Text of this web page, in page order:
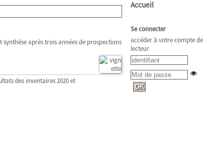
synthèse après trois années de prospections
des inventaires 2020 et
Accueil
Se connecter
accéder à votre compte de
lecteur